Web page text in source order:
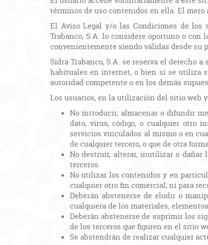
términos de uso contenidos en ella. El
El Aviso Legal y/o las Condiciones de los
Trabanco, S.A. lo considere oportuno o
convenientemente siendo válidas desde
Sidra Trabanco, S.A. se reserva el derecho
habituales en internet, o bien si se utiliza
autoridad competente o en los demás
Los usuarios, en la utilización del sitio web
No introducir, almacenar o difundir
dato, virus, código, o cualquier otro
servicios vinculados al mismo o en
de cualquier tercero, o que de otra
No destruir, alterar, inutilizar o dañar
terceros.
No utilizar los contenidos y en
cualquier otro fin comercial, ni para
Deberán abstenerse de eludir o
cualquiera de los materiales,
Deberán abstenerse de suprimir los
de los terceros que figuren en el sitio
Se abstendrán de realizar cualquier